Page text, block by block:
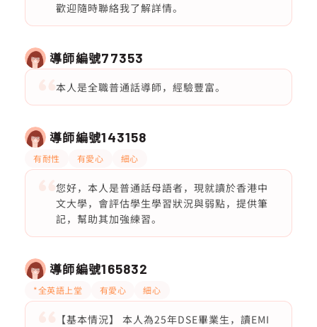
歡迎隨時聯絡我了解詳情。
導師編號77353
本人是全職普通話導師，經驗豐富。
導師編號143158
有耐性 有愛心 細心
您好，本人是普通話母語者，現就讀於香港中
文大學，會評估學生學習狀況與弱點，提供筆
記，幫助其加強練習。
導師編號165832
*全英語上堂 有愛心 細心
【基本情況】 本人為25年DSE畢業生，讀EMI